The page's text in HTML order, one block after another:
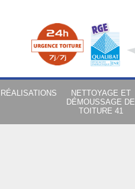
RÉALISATIONS
NETTOYAGE ET
DÉMOUSSAGE DE
TOITURE 41